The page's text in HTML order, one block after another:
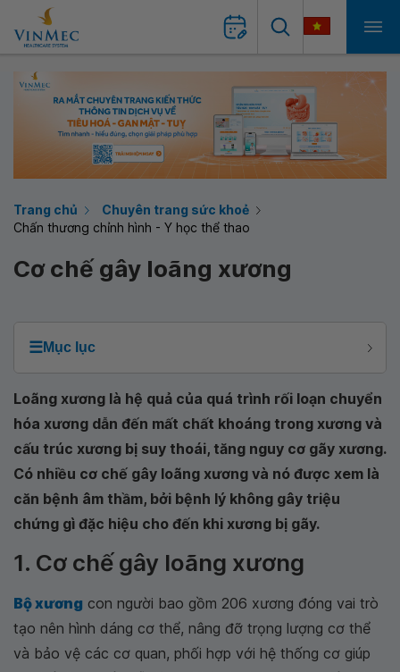
Trang chủ
Chuyên trang sức khoẻ
Chấn thương chỉnh hình - Y học thể thao
Cơ chế gây loãng xương
☰Mục lục
Loãng xương là hệ quả của quá trình rối loạn chuyển
hóa xương dẫn đến mất chất khoáng trong xương và
cấu trúc xương bị suy thoái, tăng nguy cơ gãy xương.
Có nhiều cơ chế gây loãng xương và nó được xem là
căn bệnh âm thầm, bởi bệnh lý không gây triệu
chứng gì đặc hiệu cho đến khi xương bị gãy.
1. Cơ chế gây loãng xương
Bộ xương con người bao gồm 206 xương đóng vai trò
tạo nên hình dáng cơ thể, nâng đỡ trọng lượng cơ thể
và bảo vệ các cơ quan, phối hợp với hệ thống cơ giúp